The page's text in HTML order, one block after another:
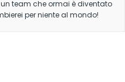
team che ormai è diventato
per niente al mondo!